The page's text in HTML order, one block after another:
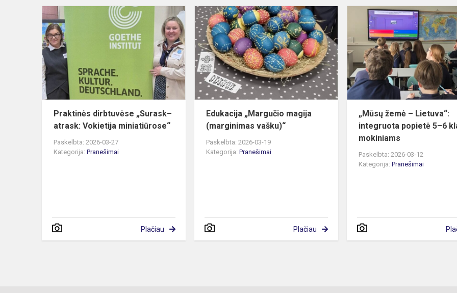
Praktinės
dirbtuvėse
„Surask–
atrask:
Vokietija
miniatiūrose...
Praktinės dirbtuvėse „Surask–
atrask: Vokietija miniatiūrose“
Paskelbta: 2026-03-27
Kategorija: Pranešimai
Plačiau
Edukacija
„Margučio
magija
(marginimas
vašku)“
Edukacija „Margučio magija
(marginimas vašku)“
Paskelbta: 2026-03-19
Kategorija:Pranešimai
Plačiau
„Mūsų žemė – Lietuva“:
integruota popietė 5–6
mokiniams
Paskelbta: 2026-03-12
Kategorija:Pranešimai